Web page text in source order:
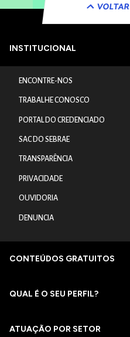
INSTITUCIONAL
ENCONTRE-NOS
TRABALHE CONOSCO
PORTAL DO CREDENCIADO
SAC DO SEBRAE
TRANSPARÊNCIA
PRIVACIDADE
OUVIDORIA
DENUNCIA
CONTEÚDOS GRATUITOS
QUAL É O SEU PERFIL?
ATUAÇÃO POR SETOR